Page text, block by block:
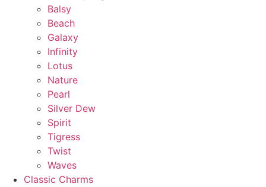
Balsy
Beach
Galaxy
Infinity
Lotus
Nature
Pearl
Silver Dew
Spirit
Tigress
Twist
Waves
Classic Charms